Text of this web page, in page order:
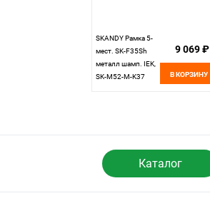
SKANDY Рамка 5-
мест. SK-F35Sh
металл шамп. IEK,
SK-M52-M-K37
9 069 ₽
В КОРЗИНУ
Каталог